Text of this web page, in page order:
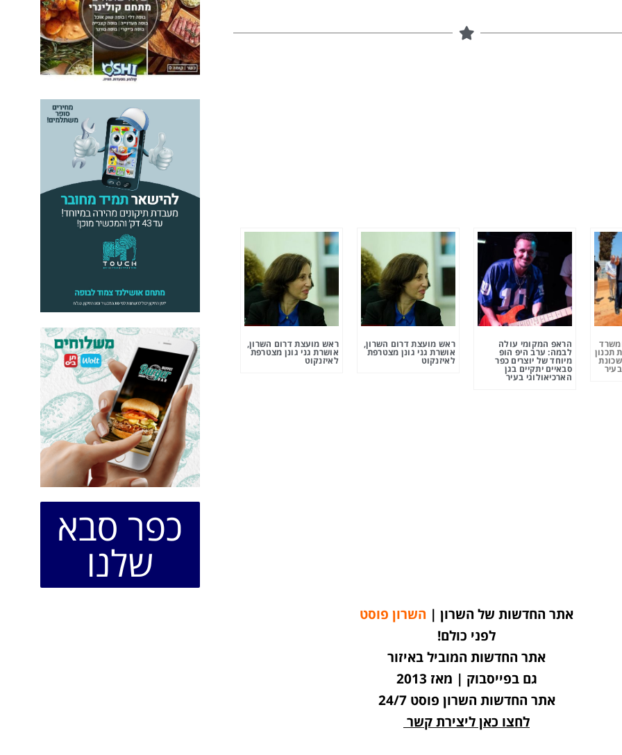
תכנון
הראפ המקומי עולה
לבמה: ערב היפ הופ
מיוחד של יוצרים כפר
סבאיים יתקיים בגן
הארכיאולוגי בעיר
ראש מועצת דרום השרון,
אושרת גני גונן מצטרפת
לאיזנקוט
ראש מועצת דרום השרון,
אושרת גני גונן מצטרפת
לאיזנקוט
כפר סבא
שלנו
אתר החדשות של השרון | השרון פוסט
לפני כולם!
אתר החדשות המוביל באיזור
גם בפייסבוק | מאז 2013
אתר החדשות השרון פוסט 24/7
לחצו כאן ליצירת קשר